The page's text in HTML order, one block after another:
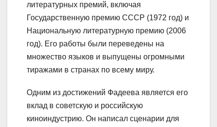
литературных премий, включая
Государственную премию СССР (1972 год) и
Национальную литературную премию (2006
год). Его работы были переведены на
множество языков и выпущены огромными
тиражами в странах по всему миру.
Одним из достижений Фадеева является его
вклад в советскую и российскую
киноиндустрию. Он написал сценарии для